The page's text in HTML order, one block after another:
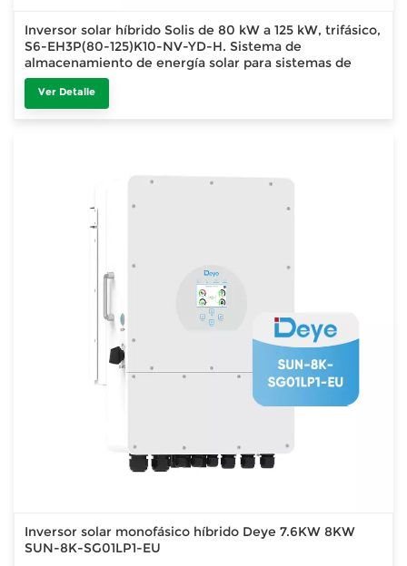
Inversor solar híbrido Solis de 80 kW a 125 kW, trifásico,
S6-EH3P(80-125)K10-NV-YD-H. Sistema de
almacenamiento de energía solar para sistemas de
almacenamiento de energía (ESS) comerciales.
Ver Detalle
Inversor solar monofásico híbrido Deye 7.6KW 8KW
SUN-8K-SG01LP1-EU